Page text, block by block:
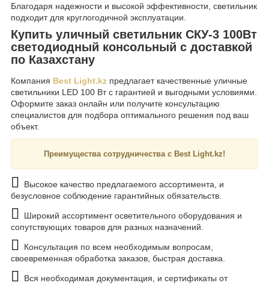
Благодаря надежности и высокой эффективности, светильник
подходит для круглогодичной эксплуатации.
Купить уличный светильник СКУ-3 100Вт
светодиодный консольный с доставкой
по Казахстану
Компания Best Light.kz предлагает качественные уличные
светильники LED 100 Вт с гарантией и выгодными условиями.
Оформите заказ онлайн или получите консультацию
специалистов для подбора оптимального решения под ваш
объект.
Преимущества сотрудничества с Best Light.kz!
Высокое качество предлагаемого ассортимента, и
безусловное соблюдение гарантийных обязательств.
Широкий ассортимент осветительного оборудования и
сопутствующих товаров для разных назначений.
Консультация по всем необходимым вопросам,
своевременная обработка заказов, быстрая доставка.
Вся необходимая документация, и сертификаты от